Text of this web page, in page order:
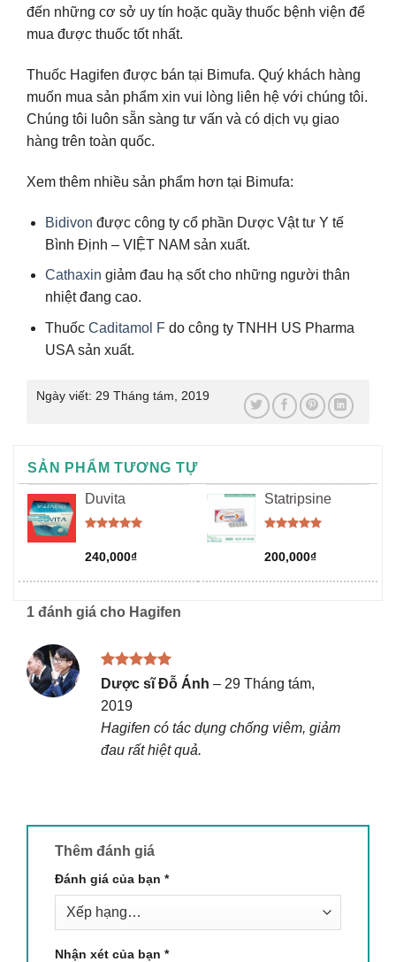
đến những cơ sở uy tín hoặc quầy thuốc bệnh viện để
mua được thuốc tốt nhất.
Thuốc Hagifen được bán tại Bimufa. Quý khách hàng
muốn mua sản phẩm xin vui lòng liên hệ với chúng tôi.
Chúng tôi luôn sẵn sàng tư vấn và có dịch vụ giao
hàng trên toàn quốc.
Xem thêm nhiều sản phẩm hơn tại Bimufa:
Bidivon được công ty cổ phần Dược Vật tư Y tế
Bình Định – VIỆT NAM sản xuất.
Cathaxin giảm đau hạ sốt cho những người thân
nhiệt đang cao.
Thuốc Caditamol Fdo công ty TNHH US Pharma
USA sản xuất.
Ngày viết: 29 Tháng tám, 2019
SẢN PHẨM TƯƠNG TỰ
Duvita
hạng5.00
5 sao
240,000₫
Statripsine
hạng5.00
5 sao
200,000₫
1 đánh giá cho Hagifen
Được xếp
hạng
sao
Dược sĩ Đỗ Ánh – 29 Tháng tám,
2019
Hagifen có tác dụng chống viêm, giảm
đau rất hiệt quả.
Thêm đánh giá
Đánh giá của bạn *
Nhận xét của bạn *